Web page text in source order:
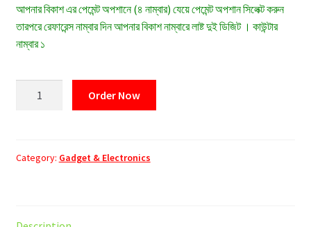
আপনার বিকাশ এর পেমেন্ট অপশানে (৪ নাম্বার) যেয়ে পেমেন্ট অপশান সিলেক্ট করুন
তারপরে রেফারেন্স নাম্বার দিন আপনার বিকাশ নাম্বারে লাষ্ট দুই ডিজিট । কাউন্টার
নাম্বার ১
quantity
Order Now
Category: Gadget & Electronics